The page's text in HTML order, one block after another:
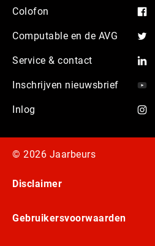
Colofon
Computable en de AVG
Service & contact
Inschrijven nieuwsbrief
Inlog
© 2026 Jaarbeurs
Disclaimer
Gebruikersvoorwaarden